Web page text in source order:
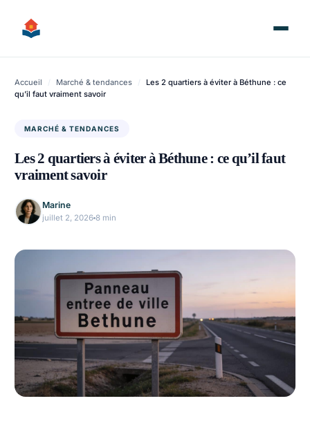
contenu
Accueil / Marché & tendances /
Les 2 quartiers à éviter à Béthune : ce
qu’il faut vraiment savoir
MARCHÉ & TENDANCES
Les 2 quartiers à éviter à Béthune : ce qu’il faut
vraiment savoir
Marine
juillet 2, 2026 8 min